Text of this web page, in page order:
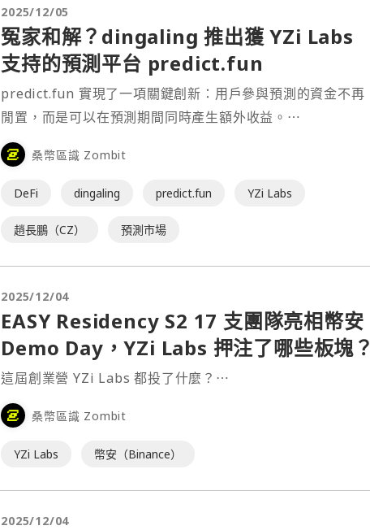
2025/12/05
冤家和解？dingaling 推出獲 YZi Labs
支持的預測平台 predict.fun
predict.fun 實現了一項關鍵創新：用戶參與預測的資金不再
閒置，而是可以在預測期間同時產生額外收益。⋯
桑幣區識 Zombit
DeFi dingaling predict.fun YZi Labs
趙長鵬（CZ） 預測市場
2025/12/04
EASY Residency S2 17 支團隊亮相幣安
Demo Day，YZi Labs 押注了哪些板塊？
這屆創業營 YZi Labs 都投了什麼？⋯
桑幣區識 Zombit
YZi Labs 幣安（Binance）
2025/12/04